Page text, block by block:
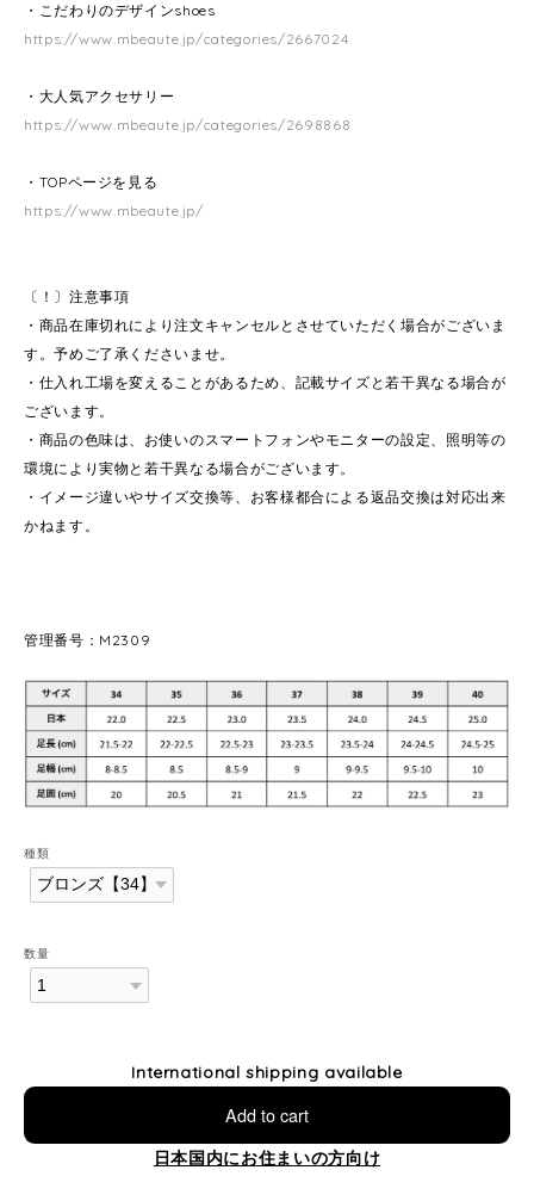
・こだわりのデザインshoes
https://www.mbeaute.jp/categories/2667024
・大人気アクセサリー
https://www.mbeaute.jp/categories/2698868
・TOPページを見る
https://www.mbeaute.jp/
〔！〕注意事項
・商品在庫切れにより注文キャンセルとさせていただく場合がございま
す。予めご了承くださいませ。
・仕入れ工場を変えることがあるため、記載サイズと若干異なる場合が
ございます。
・商品の色味は、お使いのスマートフォンやモニターの設定、照明等の
環境により実物と若干異なる場合がございます。
・イメージ違いやサイズ交換等、お客様都合による返品交換は対応出来
かねます。
管理番号：M2309
種類
数量
International shipping available
Add to cart
日本国内にお住まいの方向け